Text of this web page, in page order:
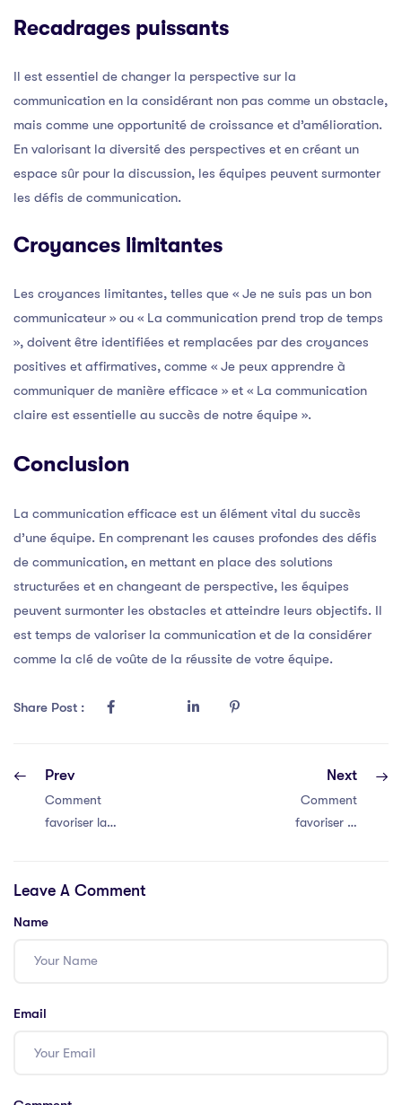
Recadrages puissants
Il est essentiel de changer la perspective sur la
communication en la considérant non pas comme un obstacle,
mais comme une opportunité de croissance et d’amélioration.
En valorisant la diversité des perspectives et en créant un
espace sûr pour la discussion, les équipes peuvent surmonter
les défis de communication.
Croyances limitantes
Les croyances limitantes, telles que « Je ne suis pas un bon
communicateur » ou « La communication prend trop de temps
», doivent être identifiées et remplacées par des croyances
positives et affirmatives, comme « Je peux apprendre à
communiquer de manière efficace » et « La communication
claire est essentielle au succès de notre équipe ».
Conclusion
La communication efficace est un élément vital du succès
d’une équipe. En comprenant les causes profondes des défis
de communication, en mettant en place des solutions
structurées et en changeant de perspective, les équipes
peuvent surmonter les obstacles et atteindre leurs objectifs. Il
est temps de valoriser la communication et de la considérer
comme la clé de voûte de la réussite de votre équipe.
Share Post :
Prev
Comment
favoriser la
de votre équipe
Next
Comment
favoriser la
Leave A Comment
Name
Email